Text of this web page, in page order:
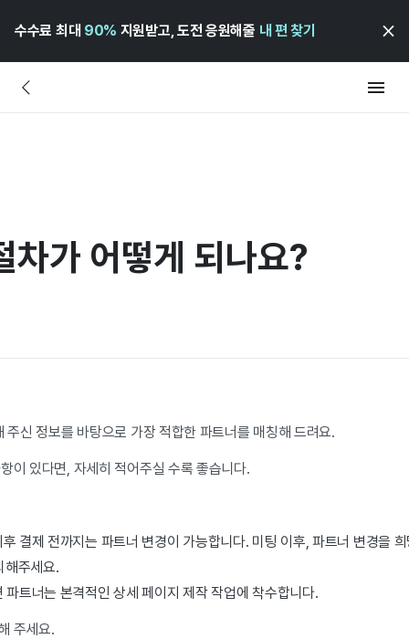
수수료 최대 90% 지원받고, 도전 응원해줄 내 편 찾기
차가 어떻게 되나요?
주신 정보를 바탕으로 가장 적합한 파트너를 매칭해 드려요.
이 있다면, 자세히 적어주실 수록 좋습니다.
결제 전까지는 파트너 변경이 가능합니다. 미팅 이후, 파트너 변경을
주세요.
파트너는 본격적인 상세 페이지 제작 작업에 착수합니다.
주세요.